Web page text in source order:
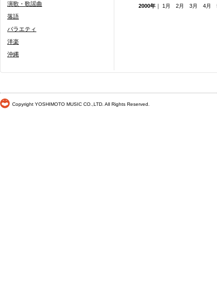
演歌・歌謡曲
落語
バラエティ
洋楽
沖縄
2000年 ｜ 1月 2月 3月 4
Copyright YOSHIMOTO MUSIC CO.,LTD. All Rights Reserved.